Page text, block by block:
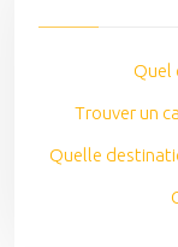
Quel
Trouver un
Quelle